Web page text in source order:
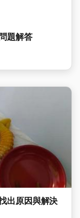
題解答
出原因與解決